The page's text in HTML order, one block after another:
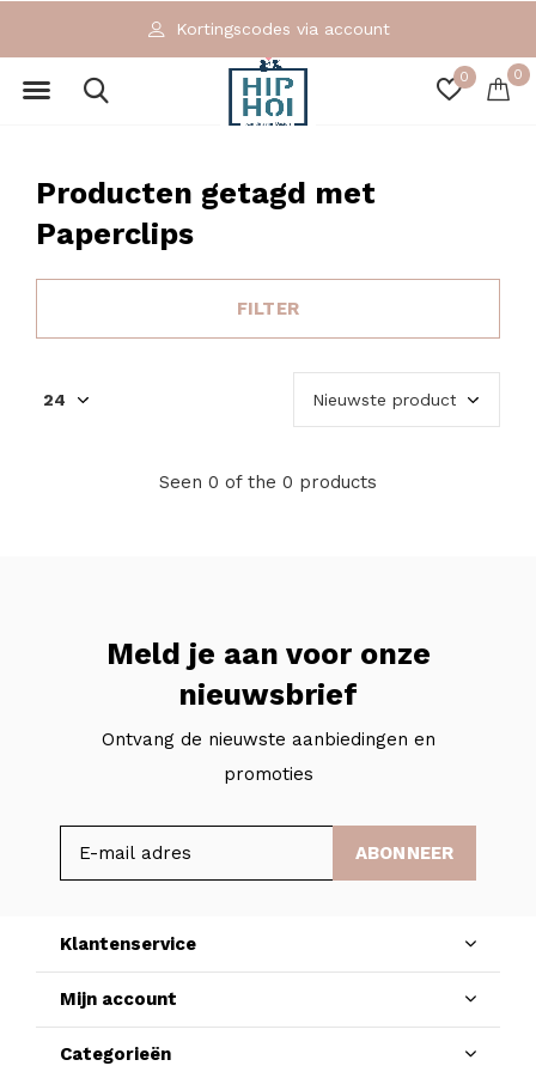
0 0
Kortingscodes via account
Producten getagd met
Paperclips
FILTER
Seen 0 of the 0 products
Meld je aan voor onze
nieuwsbrief
Ontvang de nieuwste aanbiedingen en
promoties
ABONNEER
Klantenservice
Mijn account
Categorieën